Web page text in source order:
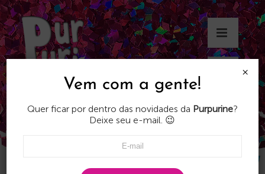
Skip
to
content
Vem com a gente!
Quer ficar por dentro das novidades da Purpurine?
Deixe seu e-mail. 😉
×